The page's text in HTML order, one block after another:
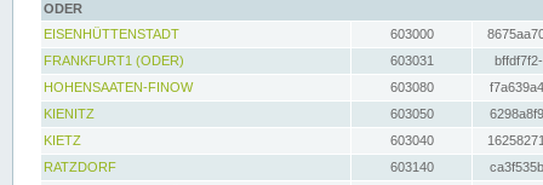
ODER
EISENHÜTTENSTADT
603000
FRANKFURT1 (ODER)
603031
HOHENSAATEN-FINOW
603080
KIENITZ
603050
KIETZ
603040
RATZDORF
603140